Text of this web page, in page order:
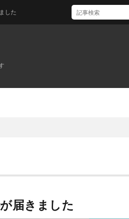
届きました